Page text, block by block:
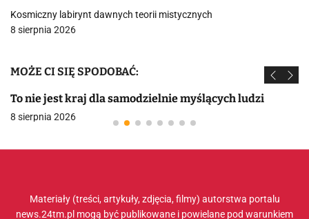
Kosmiczny labirynt dawnych teorii mistycznych
8 sierpnia 2026
MOŻE CI SIĘ SPODOBAĆ:
To nie jest kraj dla samodzielnie myślących ludzi
8 sierpnia 2026
Materiały (treści, artykuły, zdjęcia, filmy) autorstwa portalu
news.24tm.pl mogą być publikowane i powielane pod warunkiem